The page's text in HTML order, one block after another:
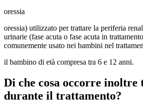
oressia
oressia) utilizzato per trattare la periferia
urinarie (fase acuta o fase acuta in
comunemente usato nei bambini nel
il bambino di età compresa tra 6 e 12 anni.
Di che cosa occorre inoltre
durante il trattamento?